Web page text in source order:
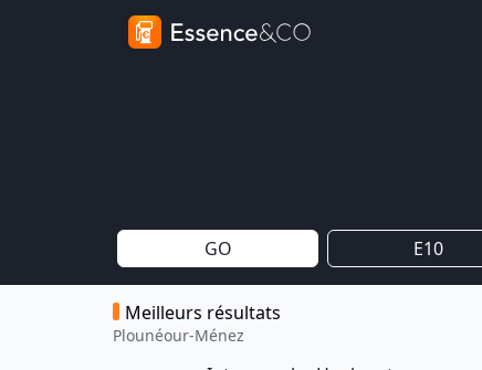
GO E10
Meilleurs résultats
Plounéour-Ménez